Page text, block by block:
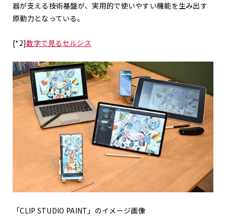
器が支える技術基盤が、実用的で使いやすい機能を生み出す
原動力となっている。
[*2]数字で見るセルシス
「CLIP STUDIO PAINT」のイメージ画像